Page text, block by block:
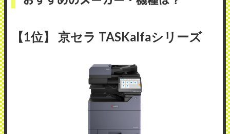
【1位】 京セラ TASKalfaシリーズ